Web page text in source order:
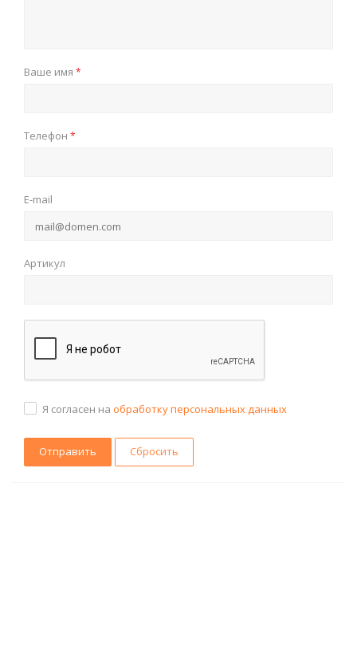
Ваше имя *
Телефон *
E-mail
Артикул
Я согласен на обработку персональных данных
Сбросить